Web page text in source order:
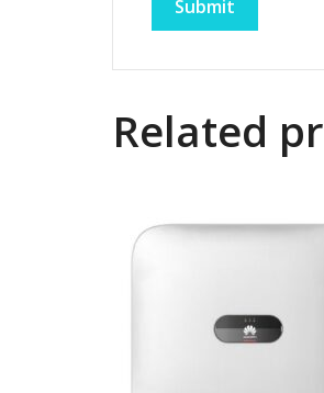
Related